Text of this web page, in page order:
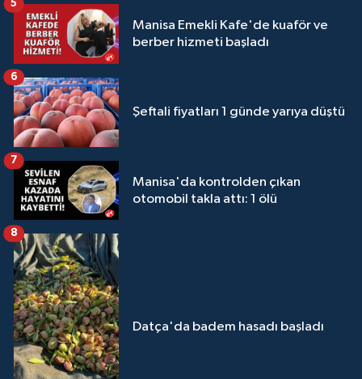
Manisa Emekli Kafe'de kuaför ve
berber hizmeti başladı
5
Şeftali fiyatları 1 günde yarıya düştü
6
Manisa'da kontrolden çıkan
otomobil takla attı: 1 ölü
7
Datça'da badem hasadı başladı
8